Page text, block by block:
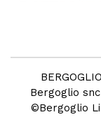
Bergoglio snc
©Bergoglio